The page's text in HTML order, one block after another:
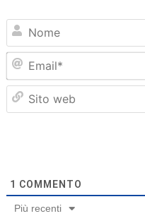
1 COMMENTO
Più recenti